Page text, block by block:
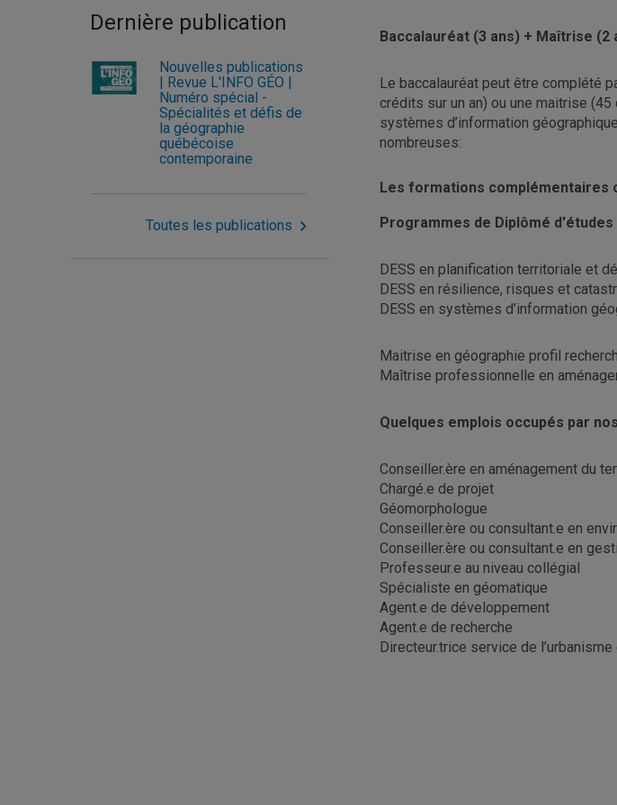
Dernière publication
Nouvelles publications
| Revue L'INFO GÉO |
Numéro spécial -
Spécialités et défis de
la géographie
québécoise
contemporaine
Toutes les publications
Baccalauréat (3 ans) + Maîtrise (2
Le baccalauréat peut être complété
crédits sur un an) ou une maitrise
systèmes d’information
nombreuses:
Les formations complémentaires
Programmes de Diplômé
DESS en planification territoriale et
DESS en résilience, risques et
DESS en systèmes d’information
Maitrise en géographie profil
Maîtrise professionnelle en
Quelques emplois occupés par
Conseiller.ère en aménagement du
Chargé.e de projet
Géomorphologue
Conseiller.ère ou consultant.e en
Conseiller.ère ou consultant.e en
Professeur.e au niveau collégial
Spécialiste en géomatique
Agent.e de développement
Agent.e de recherche
Directeur.trice service de